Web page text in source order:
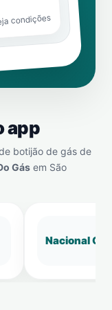
condições
app
botijão de gás de
Gás em São
Nacional Gás